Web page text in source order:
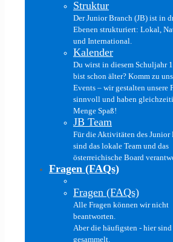
Struktur
Der Junior Branch (JB) ist in
Ebenen strukturiert: Lokal,
und International.
Kalender
Du wirst in diesem Schuljahr
bist schon älter? Komm zu
Events – wir gestalten unsere
sinnvoll und haben
Menge Spaß!
JB Team
Für die Aktivitäten des Junior
sind das lokale Team und das
österreichische Board
Fragen (FAQs)
Fragen (FAQs)
Alle Fragen können wir nicht
beantworten.
Aber die häufigsten - hier sind
gesammelt.